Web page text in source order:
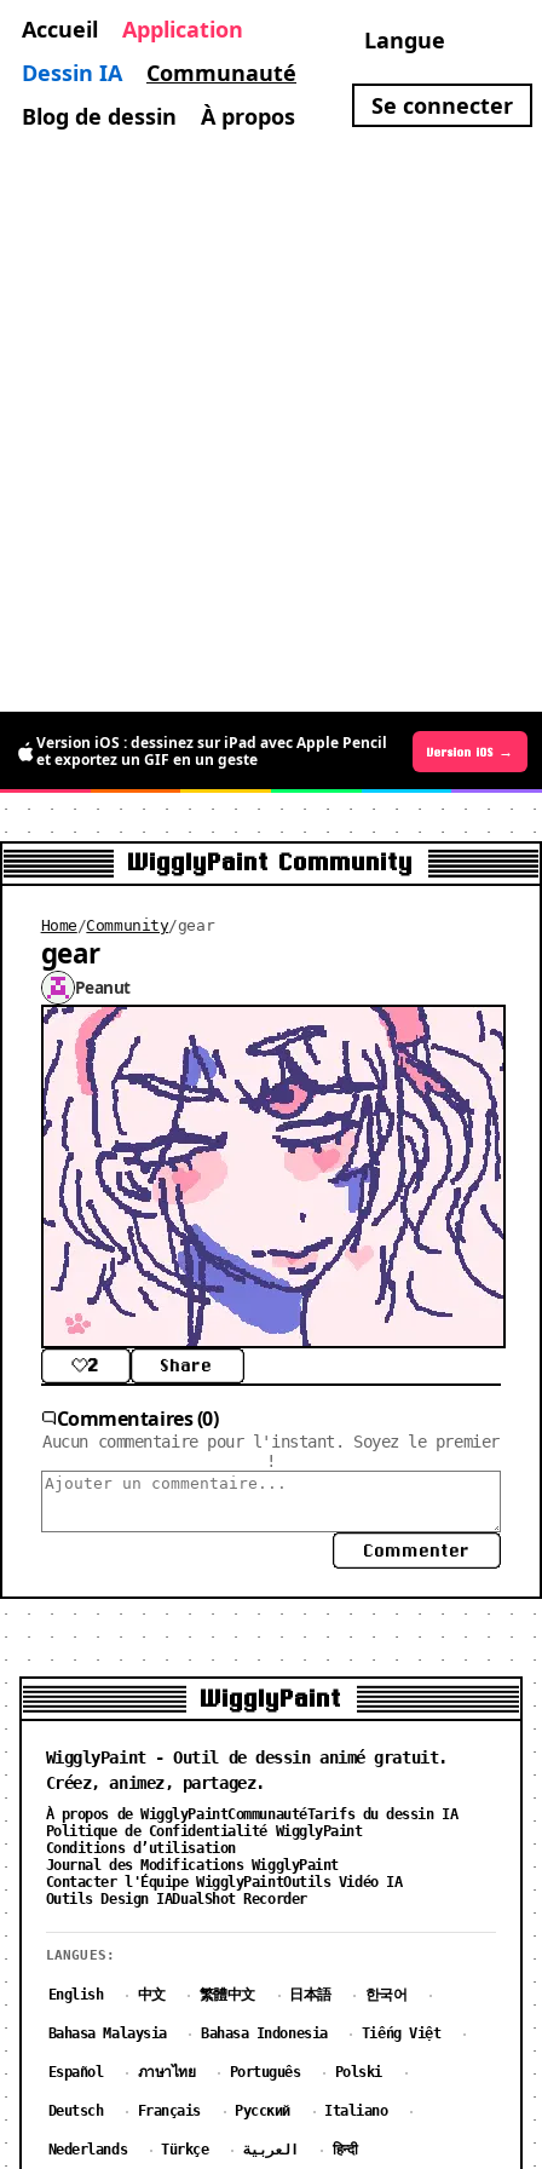
Accueil
Application
Dessin IA
Communauté
Blog de dessin
À propos
Langue
Se connecter
Version Android →
Version iOS : dessinez sur iPad avec Apple Pencil
et exportez un GIF en un geste
Version iOS →
WigglyPaint Community
Home /Community/gear
gear
Peanut
2 Share
Commentaires (0)
Aucun commentaire pour l'instant. Soyez le premier
!
Commenter
WigglyPaint
WigglyPaint - Outil de dessin animé gratuit.
Créez, animez, partagez.
À propos de WigglyPaintCommunautéTarifs du dessin IA
Politique de Confidentialité WigglyPaint
Conditions d’utilisation
Journal des Modifications WigglyPaint
Contacter l'Équipe WigglyPaintOutils Vidéo IA
Outils Design IADualShot Recorder
LANGUES:
English · 中文 · 繁體中文 · 日本語 · 한국어 ·
Bahasa Malaysia · Bahasa Indonesia · Tiếng Việt ·
Español · ภาษาไทย · Português · Polski ·
Deutsch · Français · Русский · Italiano ·
Nederlands · Türkçe · العربية · हिन्दी